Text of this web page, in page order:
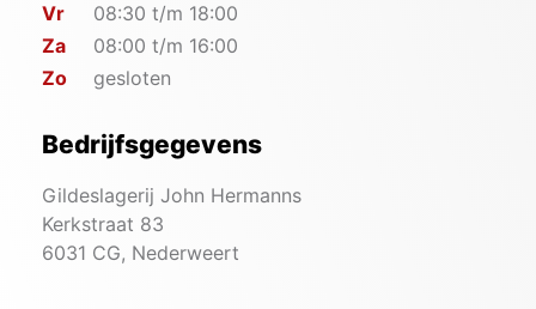
Vr
08:30 t/m 18:00
Za
08:00 t/m 16:00
Zo
gesloten
Bedrijfsgegevens
Gildeslagerij John Hermanns
Kerkstraat 83
6031 CG, Nederweert